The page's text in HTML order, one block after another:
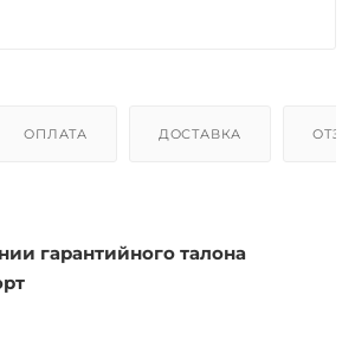
ОПЛАТА ДОСТАВКА
гарантийного талона